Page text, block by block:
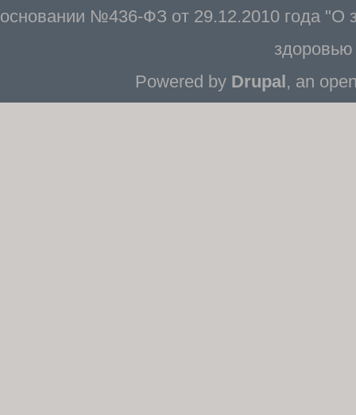
основании №436-ФЗ от 29.12.2010 года "О
Powered by Drupal , an